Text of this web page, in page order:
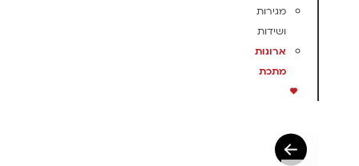
מגירות
ושידות
ארונות
מתכת